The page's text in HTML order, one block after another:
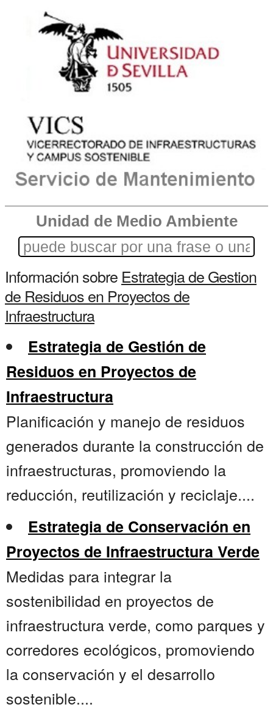
Unidad de Medio Ambiente
Información sobre Estrategia de Gestion
de Residuos en Proyectos de
Infraestructura
Estrategia de Gestión de
Residuos en Proyectos de
Infraestructura
Planificación y manejo de residuos
generados durante la construcción de
infraestructuras, promoviendo la
reducción, reutilización y reciclaje....
Estrategia de Conservación en
Proyectos de Infraestructura Verde
Medidas para integrar la
sostenibilidad en proyectos de
infraestructura verde, como parques y
corredores ecológicos, promoviendo
la conservación y el desarrollo
sostenible....